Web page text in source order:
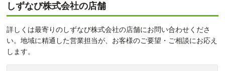
しずなび株式会社の店舗
詳しくは最寄りのしずなび株式会社の店舗にお問い合わせくださ
い。地域に精通した営業担当が、お客様のご要望・ご相談にお応え
します。